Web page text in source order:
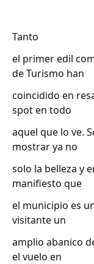
Tanto
el primer edil
de Turismo han
coincidido en
spot en todo
aquel que lo ve.
mostrar ya no
solo la belleza y
manifiesto que
el municipio es
visitante un
amplio abanico
el vuelo en